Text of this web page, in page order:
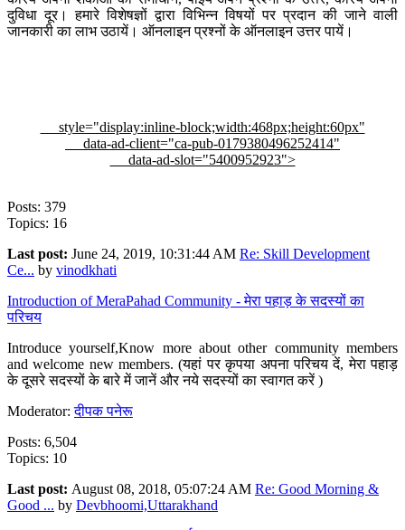
दुविधा दूर। हमारे विशेषज्ञों द्वारा विभिन्न विषयों पर प्रदान की जाने वाली
जानकारी का लाभ उठायें। ऑनलाइन प्रश्नों के ऑनलाइन उत्तर पायें।
style="display:inline-block;width:468px;height:60px"
data-ad-client="ca-pub-0179380496252414"
data-ad-slot="5400952923">
Posts: 379
Topics: 16
Last post: June 24, 2019, 10:31:44 AM Re: Skill Development
Ce... by vinodkhati
Introduction of MeraPahad Community - मेरा पहाड़ के सदस्यों का
परिचय
Introduce yourself,Know more about other community members
and welcome new members. (यहां पर कृपया अपना परिचय दें, मेरा पहाड़
के दूसरे सदस्यों के बारे में जानें और नये सदस्यों का स्वागत करें )
Moderator:दीपक पनेरू
Posts: 6,504
Topics: 10
Last post: August 08, 2018, 05:07:24 AM Re: Good Morning &
Good ... by Devbhoomi,Uttarakhand